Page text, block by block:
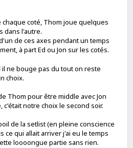
coté, Thom joue quelques
dans l'autre.
de ces axes pendant un temps
à part Ed ou Jon sur les cotés.
il ne bouge pas du tout on reste
choix.
Thom pour être middle avec Jon
notre choix le second soir.
de la setlist (en pleine conscience
ce qui allait arriver j'ai eu le temps
loooongue partie sans rien.